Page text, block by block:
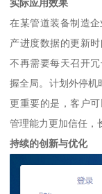
实际应用效果
在某管道装备制造
产进度数据的更新
不再需要每天召开
握全局。计划外停机
更重要的是，客户
管理能力更加信任，
持续的创新与优化